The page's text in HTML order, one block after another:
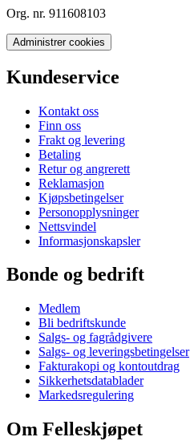
Org. nr. 911608103
Administrer cookies
Kundeservice
Kontakt oss
Finn oss
Frakt og levering
Betaling
Retur og angrerett
Reklamasjon
Kjøpsbetingelser
Personopplysninger
Nettsvindel
Informasjonskapsler
Bonde og bedrift
Medlem
Bli bedriftskunde
Salgs- og fagrådgivere
Salgs- og leveringsbetingelser
Fakturakopi og kontoutdrag
Sikkerhetsdatablader
Markedsregulering
Om Felleskjøpet